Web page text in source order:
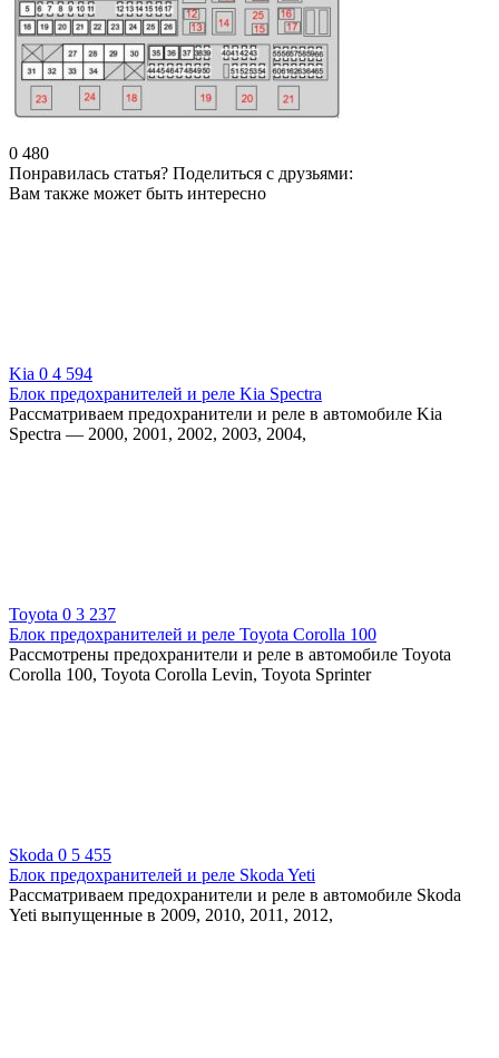
0 480
Понравилась статья? Поделиться с друзьями:
Вам также может быть интересно
Kia 0 4 594
Блок предохранителей и реле Kia Spectra
Рассматриваем предохранители и реле в автомобиле Kia
Spectra — 2000, 2001, 2002, 2003, 2004,
Toyota 0 3 237
Блок предохранителей и реле Toyota Corolla 100
Рассмотрены предохранители и реле в автомобиле Toyota
Corolla 100, Toyota Corolla Levin, Toyota Sprinter
Skoda 0 5 455
Блок предохранителей и реле Skoda Yeti
Рассматриваем предохранители и реле в автомобиле Skoda
Yeti выпущенные в 2009, 2010, 2011, 2012,